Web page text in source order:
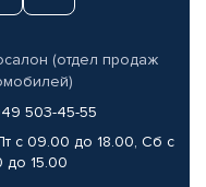
(отдел продаж
503-45-55
с 09.00 до 18.00, Сб с
до 15.00